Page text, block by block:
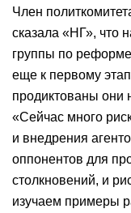
Член
сказала «НГ», что
группы по
еще к первому
продиктованы они
«Сейчас много
и внедрения
оппонентов для
столкновений, и
изучаем примеры